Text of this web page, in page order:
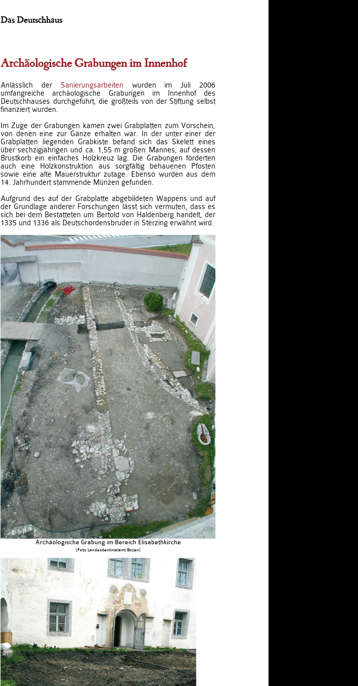
Das Deutschhaus
Archäologische Grabungen im Innenhof
Anlässlich der Sanierungsarbeiten wurden im Juli 2006
umfangreiche archäologische Grabungen im Innenhof des
Deutschhauses durchgeführt, die großteils von der Stiftung selbst
finanziert wurden.
Im Zuge der Grabungen kamen zwei Grabplatten zum Vorschein,
von denen eine zur Gänze erhalten war. In der unter einer der
Grabplatten liegenden Grabkiste befand sich das Skelett eines
über sechzigjährigen und ca. 1,55 m großen Mannes, auf dessen
Brustkorb ein einfaches Holzkreuz lag. Die Grabungen förderten
auch eine Holzkonstruktion aus sorgfältig behauenen Pfosten
sowie eine alte Mauerstruktur zutage. Ebenso wurden aus dem
14. Jahrhundert stammende Münzen gefunden.
Aufgrund des auf der Grabplatte abgebildeten Wappens und auf
der Grundlage anderer Forschungen lässt sich vermuten, dass es
sich bei dem Bestatteten um Bertold von Haldenberg handelt, der
1335 und 1336 als Deutschordensbruder in Sterzing erwähnt wird.
Archäologische Grabung im Bereich Elisabethkirche
(Foto Landesdenkmalamt Bozen)